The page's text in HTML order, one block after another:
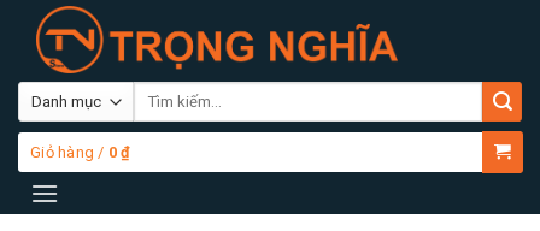
content
Tìm
Giỏ hàng / 0₫